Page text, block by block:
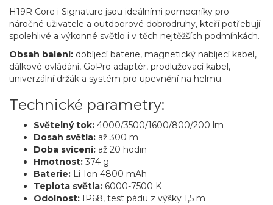
H19R Core i Signature jsou ideálními pomocníky pro
náročné uživatele a outdoorové dobrodruhy, kteří potřebují
spolehlivé a výkonné světlo i v těch nejtěžších podmínkách.
Obsah balení: dobíjecí baterie, magnetický nabíjecí kabel,
dálkové ovládání, GoPro adaptér, prodlužovací kabel,
univerzální držák a systém pro upevnění na helmu.
Technické parametry:
Světelný tok: 4000/3500/1600/800/200 lm
Dosah světla: až 300 m
Doba svícení: až 20 hodin
Hmotnost: 374 g
Baterie: Li-Ion 4800 mAh
Teplota světla: 6000-7500 K
Odolnost: IP68, test pádu z výšky 1,5 m